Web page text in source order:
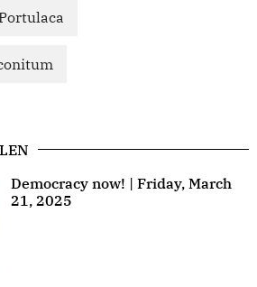
Democracy now! | Friday, March
21, 2025